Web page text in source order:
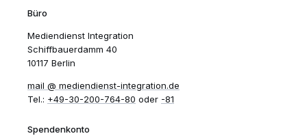
Büro
Mediendienst Integration
Schiffbauerdamm 40
10117 Berlin
mail​
mediendienst-integration.de
Tel.: +49-30-200-764-80 oder -81
Spendenkonto